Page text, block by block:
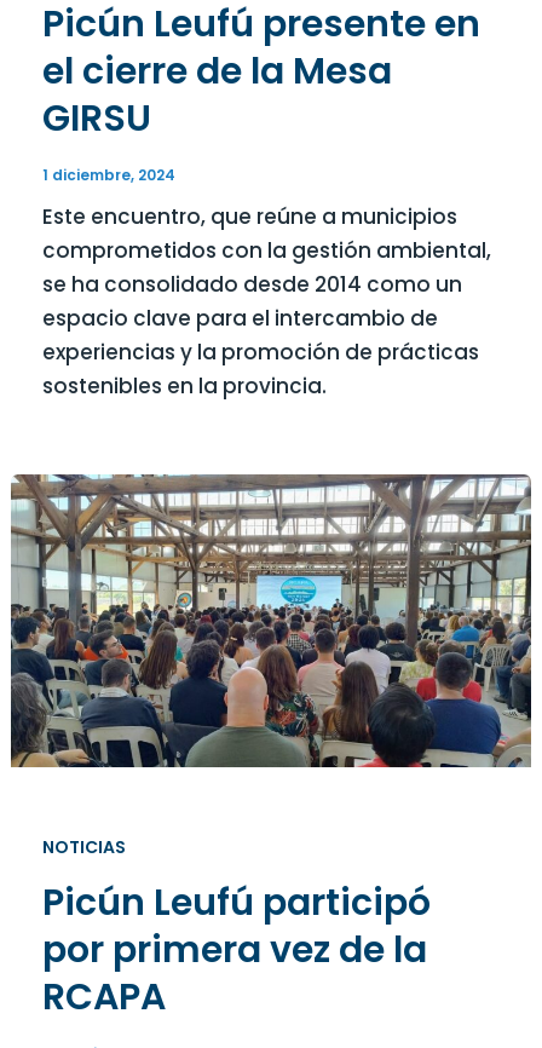
Picún Leufú presente en
el cierre de la Mesa
GIRSU
1 diciembre, 2024
Este encuentro, que reúne a municipios
comprometidos con la gestión ambiental,
se ha consolidado desde 2014 como un
espacio clave para el intercambio de
experiencias y la promoción de prácticas
sostenibles en la provincia.
NOTICIAS
Picún Leufú participó
por primera vez de la
RCAPA